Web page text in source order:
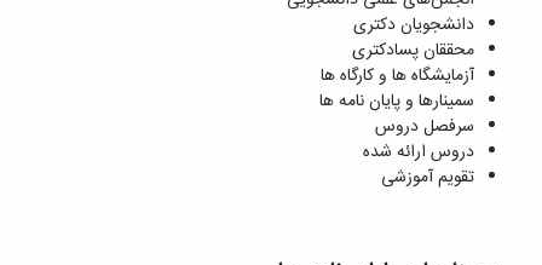
دانشجویان دکتری
محققان پسادکتری
آزمایشگاه ها و کارگاه ها
سمینارها و پایان نامه ها
سرفصل دروس
دروس ارائه شده
تقویم آموزشی